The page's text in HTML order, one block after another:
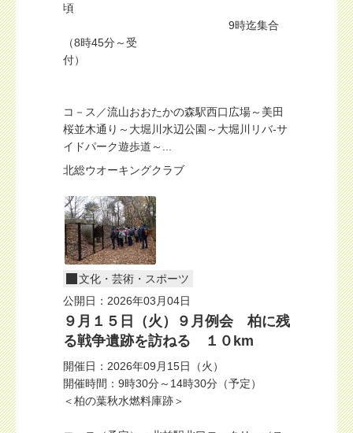
頃
9時迄集合
（8時45分～受
付）
コ－ス／流山おおたかの森駅西口広場～美田
桜並木通り～大堀川水辺公園～大堀川リバ-サ
イドパーク遊歩道～...
北総ウオーキングクラブ
文化・芸術・スポーツ
公開日：2026年03月04日
９月１５日（火）９月例会 柏に残
る戦争遺跡を訪ねる １０km
開催日：2026年09月15日（火）
開催時間：9時30分～14時30分（予定）
＜柏の葉秋水燃料庫跡＞